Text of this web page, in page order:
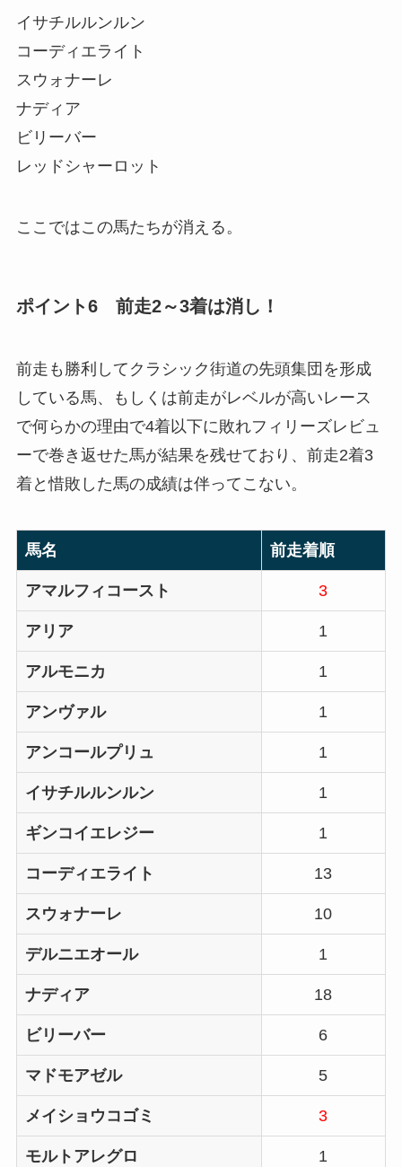
イサチルルンルン
コーディエライト
スウォナーレ
ナディア
ビリーバー
レッドシャーロット
ここではこの馬たちが消える。
ポイント6 前走2～3着は消し！
前走も勝利してクラシック街道の先頭集団を形成
している馬、もしくは前走がレベルが高いレース
で何らかの理由で4着以下に敗れフィリーズレビュ
ーで巻き返せた馬が結果を残せており、前走2着3
着と惜敗した馬の成績は伴ってこない。
馬名 前走着順
アマルフィコースト 3
アリア 1
アルモニカ 1
アンヴァル 1
アンコールプリュ 1
イサチルルンルン 1
ギンコイエレジー 1
コーディエライト 13
スウォナーレ 10
デルニエオール 1
ナディア 18
ビリーバー 6
マドモアゼル 5
メイショウコゴミ 3
モルトアレグロ 1